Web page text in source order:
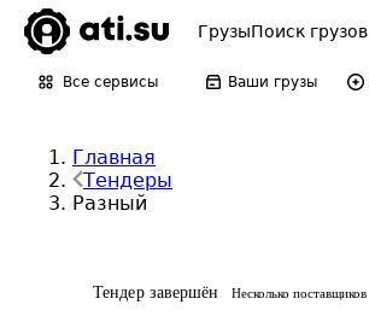
ГрузыПоиск грузов
Все сервисы Ваши грузы
Главная
Тендеры
Разный
Тендер завершён Несколько поставщиков